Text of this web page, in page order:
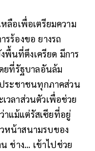
ลือเพื่อเตรียมความ
รร้องขอ ยางรถ
พื้นที่ตึงเครียด มีการ
ยที่รัฐบาลอันล้ม
ประชาชนทุกภาคส่วน
วลาส่วนตัวเพื่อช่วย
าแม้แต่รัสเซียที่อยู่
หน้าสนามรบของ
ช่าง... เข้าไปช่วย